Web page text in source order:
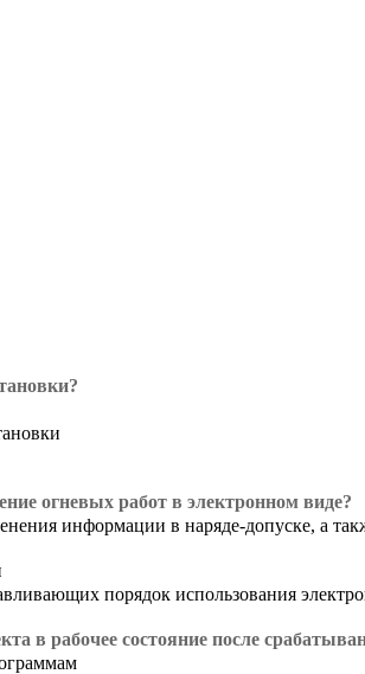
огневых работ в электронном виде?
информации в наряде-допуске, а
порядок использования
в рабочее состояние после